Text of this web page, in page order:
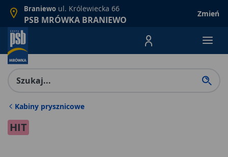
Braniewo ul. Królewiecka 66
PSB MRÓWKA BRANIEWO
Zmień
Menu Produktów,
Kabiny prysznicowe
HIT